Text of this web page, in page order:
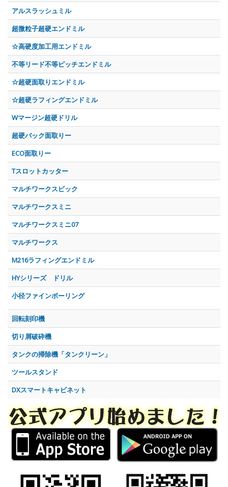
アルスラッシュミル
超微粒子超硬エンドミル
☆高硬度加工用エンドミル
不等リード不等ピッチエンドミル
☆超硬面取りエンドミル
☆超硬ラフィングエンドミル
Wマージン超硬ドリル
超硬バック面取りー
ECO面取りー
Tスロットカッター
マルチワークスビック
マルチワークスミニ
マルチワークスミニ07
マルチワークス
M216ラフィングエンドミル
HYシリーズ ドリル
小径ファインボーリング
回転刻印機
切り屑破砕機
タンクの掃除機「タンクリーン」
ツールスタンド
DXスマートキャビネット